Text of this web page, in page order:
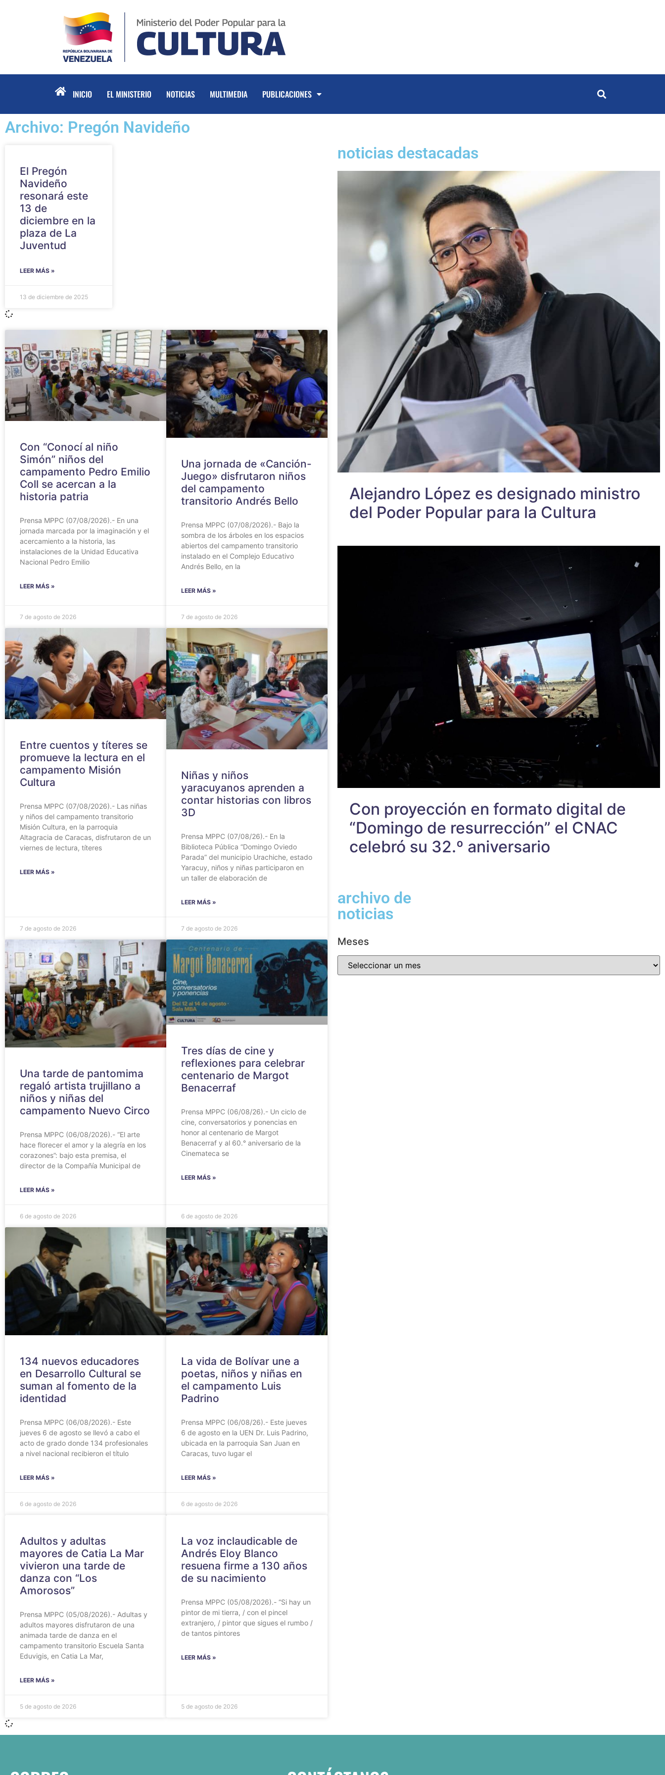
INICIO EL MINISTERIO NOTICIAS MULTIMEDIA PUBLICACIONES
Archivo: Pregón Navideño
El Pregón
Navideño
resonará este
13 de
diciembre en la
plaza de La
Juventud
LEER MÁS »
13 de diciembre de 2025
Con “Conocí al niño
Simón” niños del
campamento Pedro Emilio
Coll se acercan a la
historia patria
Prensa MPPC (07/08/2026).- En una
jornada marcada por la imaginación y el
acercamiento a la historia, las
instalaciones de la Unidad Educativa
Nacional Pedro Emilio
LEER MÁS »
7 de agosto de 2026
Una jornada de «Canción-
Juego» disfrutaron niños
del campamento
transitorio Andrés Bello
Prensa MPPC (07/08/2026).- Bajo la
sombra de los árboles en los espacios
abiertos del campamento transitorio
instalado en el Complejo Educativo
Andrés Bello, en la
LEER MÁS »
7 de agosto de 2026
Entre cuentos y títeres se
promueve la lectura en el
campamento Misión
Cultura
Prensa MPPC (07/08/2026).- Las niñas
y niños del campamento transitorio
Misión Cultura, en la parroquia
Altagracia de Caracas, disfrutaron de un
viernes de lectura, títeres
LEER MÁS »
7 de agosto de 2026
Niñas y niños
yaracuyanos aprenden a
contar historias con libros
3D
Prensa MPPC (07/08/26).- En la
Biblioteca Pública “Domingo Oviedo
Parada” del municipio Urachiche, estado
Yaracuy, niños y niñas participaron en
un taller de elaboración de
LEER MÁS »
7 de agosto de 2026
Una tarde de pantomima
regaló artista trujillano a
niños y niñas del
campamento Nuevo Circo
Prensa MPPC (06/08/2026).- “El arte
hace florecer el amor y la alegría en los
corazones”: bajo esta premisa, el
director de la Compañía Municipal de
LEER MÁS »
6 de agosto de 2026
Tres días de cine y
reflexiones para celebrar
centenario de Margot
Benacerraf
Prensa MPPC (06/08/26).- Un ciclo de
cine, conversatorios y ponencias en
honor al centenario de Margot
Benacerraf y al 60.° aniversario de la
Cinemateca se
LEER MÁS »
6 de agosto de 2026
134 nuevos educadores
en Desarrollo Cultural se
suman al fomento de la
identidad
Prensa MPPC (06/08/2026).- Este
jueves 6 de agosto se llevó a cabo el
acto de grado donde 134 profesionales
a nivel nacional recibieron el título
LEER MÁS »
6 de agosto de 2026
‎La vida de Bolívar une a
poetas, niños y niñas en
el campamento Luis
Padrino
‎Prensa MPPC (06/08/26).- Este jueves
6 de agosto en la UEN Dr. Luis Padrino,
ubicada en la parroquia San Juan en
Caracas, tuvo lugar el
LEER MÁS »
6 de agosto de 2026
Adultos y adultas
mayores de Catia La Mar
vivieron una tarde de
danza con “Los
Amorosos”
Prensa MPPC (05/08/2026).- Adultas y
adultos mayores disfrutaron de una
animada tarde de danza en el
campamento transitorio Escuela Santa
Eduvigis, en Catia La Mar,
LEER MÁS »
5 de agosto de 2026
La voz inclaudicable de
Andrés Eloy Blanco
resuena firme a 130 años
de su nacimiento
Prensa MPPC (05/08/2026).- “Si hay un
pintor de mi tierra, / con el pincel
extranjero, / pintor que sigues el rumbo /
de tantos pintores
LEER MÁS »
5 de agosto de 2026
noticias destacadas
Alejandro López es designado ministro
del Poder Popular para la Cultura
Con proyección en formato digital de
“Domingo de resurrección” el CNAC
celebró su 32.º aniversario
archivo de
noticias
Meses